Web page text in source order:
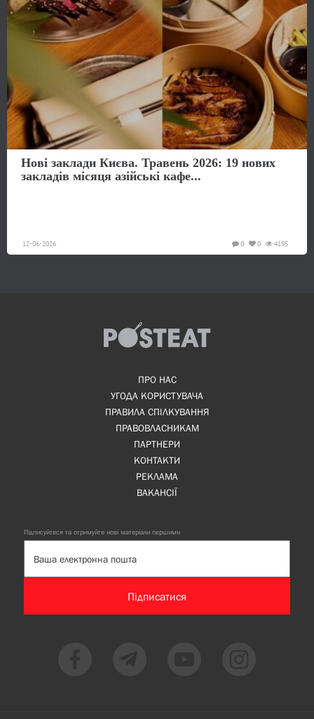
Нові заклади Києва. Травень 2026: 19 нових
закладів місяця азійські кафе...
12-06-2026 4195
0
0
ПРО НАС
УГОДА КОРИСТУВАЧА
ПРАВИЛА СПІЛКУВАННЯ
ПРАВОВЛАСНИКАМ
ПАРТНЕРИ
КОНТАКТИ
РЕКЛАМА
ВАКАНСІЇ
Підписуйтеся та отримуйте нові матеріали першими
Підписатися